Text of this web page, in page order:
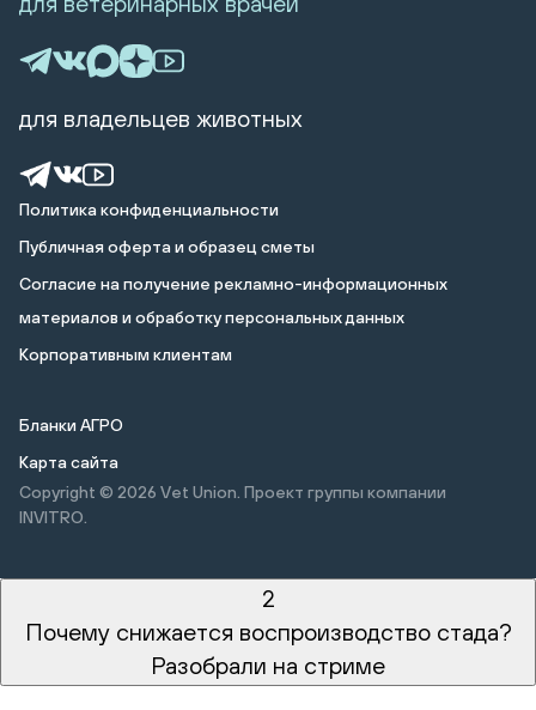
Политика конфиденциальности
Публичная оферта и образец сметы
Cогласие на получение рекламно-информационных
материалов и обработку персональных данных
Корпоративным клиентам
Бланки АГРО
Карта сайта
Copyright © 2026 Vet Union. Проект группы компании
INVITRO.
для владельцев животных
2
Почему снижается воспроизводство стада?
Разобрали на стриме